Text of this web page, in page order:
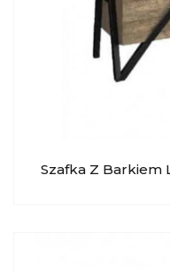
Szafka Z Barkiem